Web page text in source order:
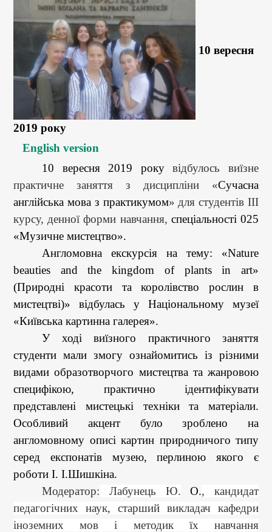
10 вересня
2019 року
English version
10 вересня 2019 рокувідбулось виїзне
практичне заняття з дисципліни «Сучасна
англійська мова з практикумом» для студентів ІІІ
курсу, денної форми навчання, спеціальності 025
«Музичне мистецтво».
Англомовна екскурсія на тему: «Nature
beauties andthe kingdom of plants
in art»
(Природні красоти та королівство рослин в
мистецтві)» відбулась у Національному музеї
«Київська картинна галерея».
У ході виїзного практичного заняття
студенти мали змогу ознайомитись із різними
видами образотворчого мистецтва та жанровою
специфікою, практично ідентифікувати
представлені мистецькі техніки та матеріали.
Особливий акцент було зроблено на
англомовному описі картин природничого типу
серед експонатів музею, перлиною якого є
роботи І. І.Шишкіна.
Модератор: Лабунець Ю. О., кандидат
педагогічних наук, старший викладач кафедри
іноземних мов і методик їх навчання